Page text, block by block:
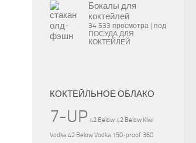
Бокалы для
коктейлей
34 533 просмотра
под
ПОСУДА ДЛЯ
КОКТЕЙЛЕЙ
КОКТЕЙЛЬНОЕ ОБЛАКО
7-UP 42 Below 42 Below Kiwi
Vodka 42 Below Vodka 150-proof 360